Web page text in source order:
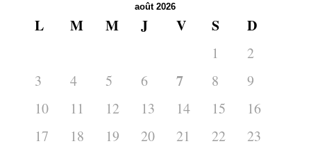
août 2026
L M M J V S D
1
2
3
4 5 6 7 8
9
10
11 12 13 14 15
16
17
18 19 20 21 22
23